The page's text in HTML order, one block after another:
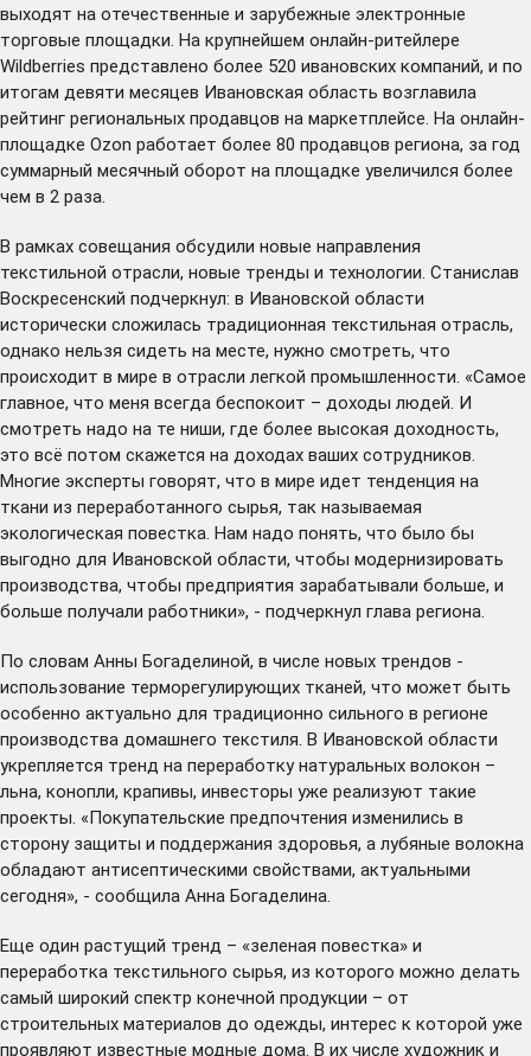
выходят на отечественные и зарубежные электронные
торговые площадки. На крупнейшем онлайн-ритейлере
Wildberries представлено более 520 ивановских компаний, и по
итогам девяти месяцев Ивановская область возглавила
рейтинг региональных продавцов на маркетплейсе. На онлайн-
площадке Ozon работает более 80 продавцов региона, за год
суммарный месячный оборот на площадке увеличился более
чем в 2 раза.
В рамках совещания обсудили новые направления
текстильной отрасли, новые тренды и технологии. Станислав
Воскресенский подчеркнул: в Ивановской области
исторически сложилась традиционная текстильная отрасль,
однако нельзя сидеть на месте, нужно смотреть, что
происходит в мире в отрасли легкой промышленности. «Самое
главное, что меня всегда беспокоит – доходы людей. И
смотреть надо на те ниши, где более высокая доходность,
это всё потом скажется на доходах ваших сотрудников.
Многие эксперты говорят, что в мире идет тенденция на
ткани из переработанного сырья, так называемая
экологическая повестка. Нам надо понять, что было бы
выгодно для Ивановской области, чтобы модернизировать
производства, чтобы предприятия зарабатывали больше, и
больше получали работники», - подчеркнул глава региона.
По словам Анны Богаделиной, в числе новых трендов -
использование терморегулирующих тканей, что может быть
особенно актуально для традиционно сильного в регионе
производства домашнего текстиля. В Ивановской области
укрепляется тренд на переработку натуральных волокон –
льна, конопли, крапивы, инвесторы уже реализуют такие
проекты. «Покупательские предпочтения изменились в
сторону защиты и поддержания здоровья, а лубяные волокна
обладают антисептическими свойствами, актуальными
сегодня», - сообщила Анна Богаделина.
Еще один растущий тренд – «зеленая повестка» и
переработка текстильного сырья, из которого можно делать
самый широкий спектр конечной продукции – от
строительных материалов до одежды, интерес к которой уже
проявляют известные модные дома. В их числе художник и